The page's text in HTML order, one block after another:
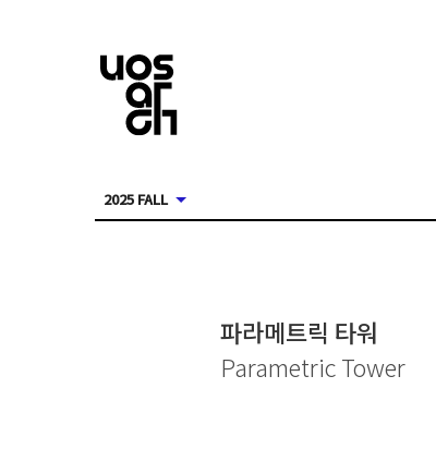
2025 FALL
파라메트릭 타워
Parametric Tower